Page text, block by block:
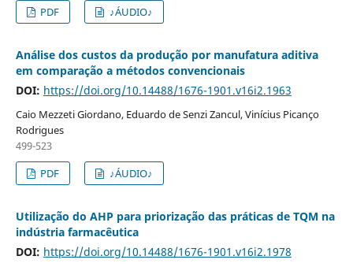
PDF
♪ÁUDIO♪
Análise dos custos da produção por manufatura aditiva
em comparação a métodos convencionais
DOI: https://doi.org/10.14488/1676-1901.v16i2.1963
Caio Mezzeti Giordano, Eduardo de Senzi Zancul, Vinícius Picanço
Rodrigues
499-523
PDF
♪ÁUDIO♪
Utilização do AHP para priorização das práticas de TQM na
indústria farmacêutica
DOI: https://doi.org/10.14488/1676-1901.v16i2.1978